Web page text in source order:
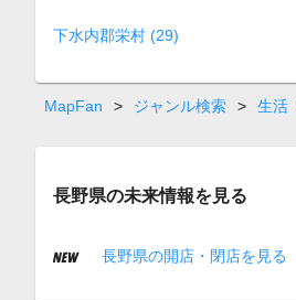
下水内郡栄村 (29)
MapFan > ジャンル検索 > 生活
長野県の未来情報を見る
長野県の開店・閉店を見る